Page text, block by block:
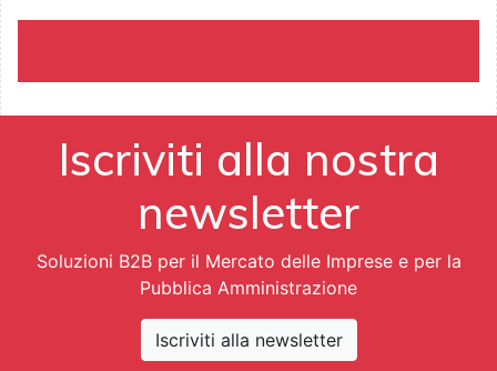
Iscriviti alla nostra
newsletter
Soluzioni B2B per il Mercato delle Imprese e per la
Pubblica Amministrazione
Iscriviti alla newsletter